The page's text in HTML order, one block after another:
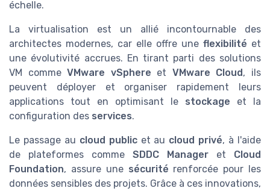
échelle.
La virtualisation est un allié incontournable des
architectes modernes, car elle offre une flexibilité et
une évolutivité accrues. En tirant parti des solutions
VM commeVMware vSphere et VMware Cloud, ils
peuvent déployer et organiser rapidement leurs
applications tout en optimisant le stockage et la
configuration des services.
Le passage au cloud publicet au cloud privé, à l'aide
de plateformes comme SDDC Manager et Cloud
Foundation, assure une sécurité renforcée pour les
données sensibles des projets. Grâce à ces innovations,